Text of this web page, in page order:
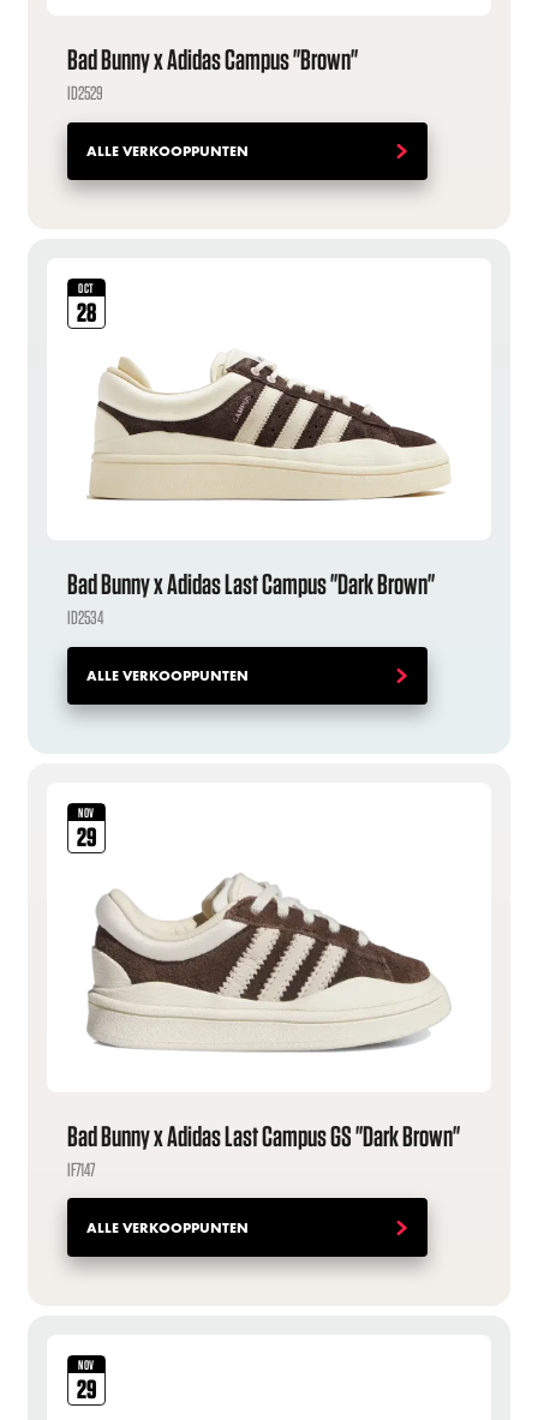
Bad Bunny x Adidas Campus "Brown"
ID2529
ALLE VERKOOPPUNTEN
OCT
28
Bad Bunny x Adidas Last Campus "Dark Brown"
ID2534
ALLE VERKOOPPUNTEN
NOV
29
Bad Bunny x Adidas Last Campus GS "Dark Brown"
IF7147
ALLE VERKOOPPUNTEN
NOV
29